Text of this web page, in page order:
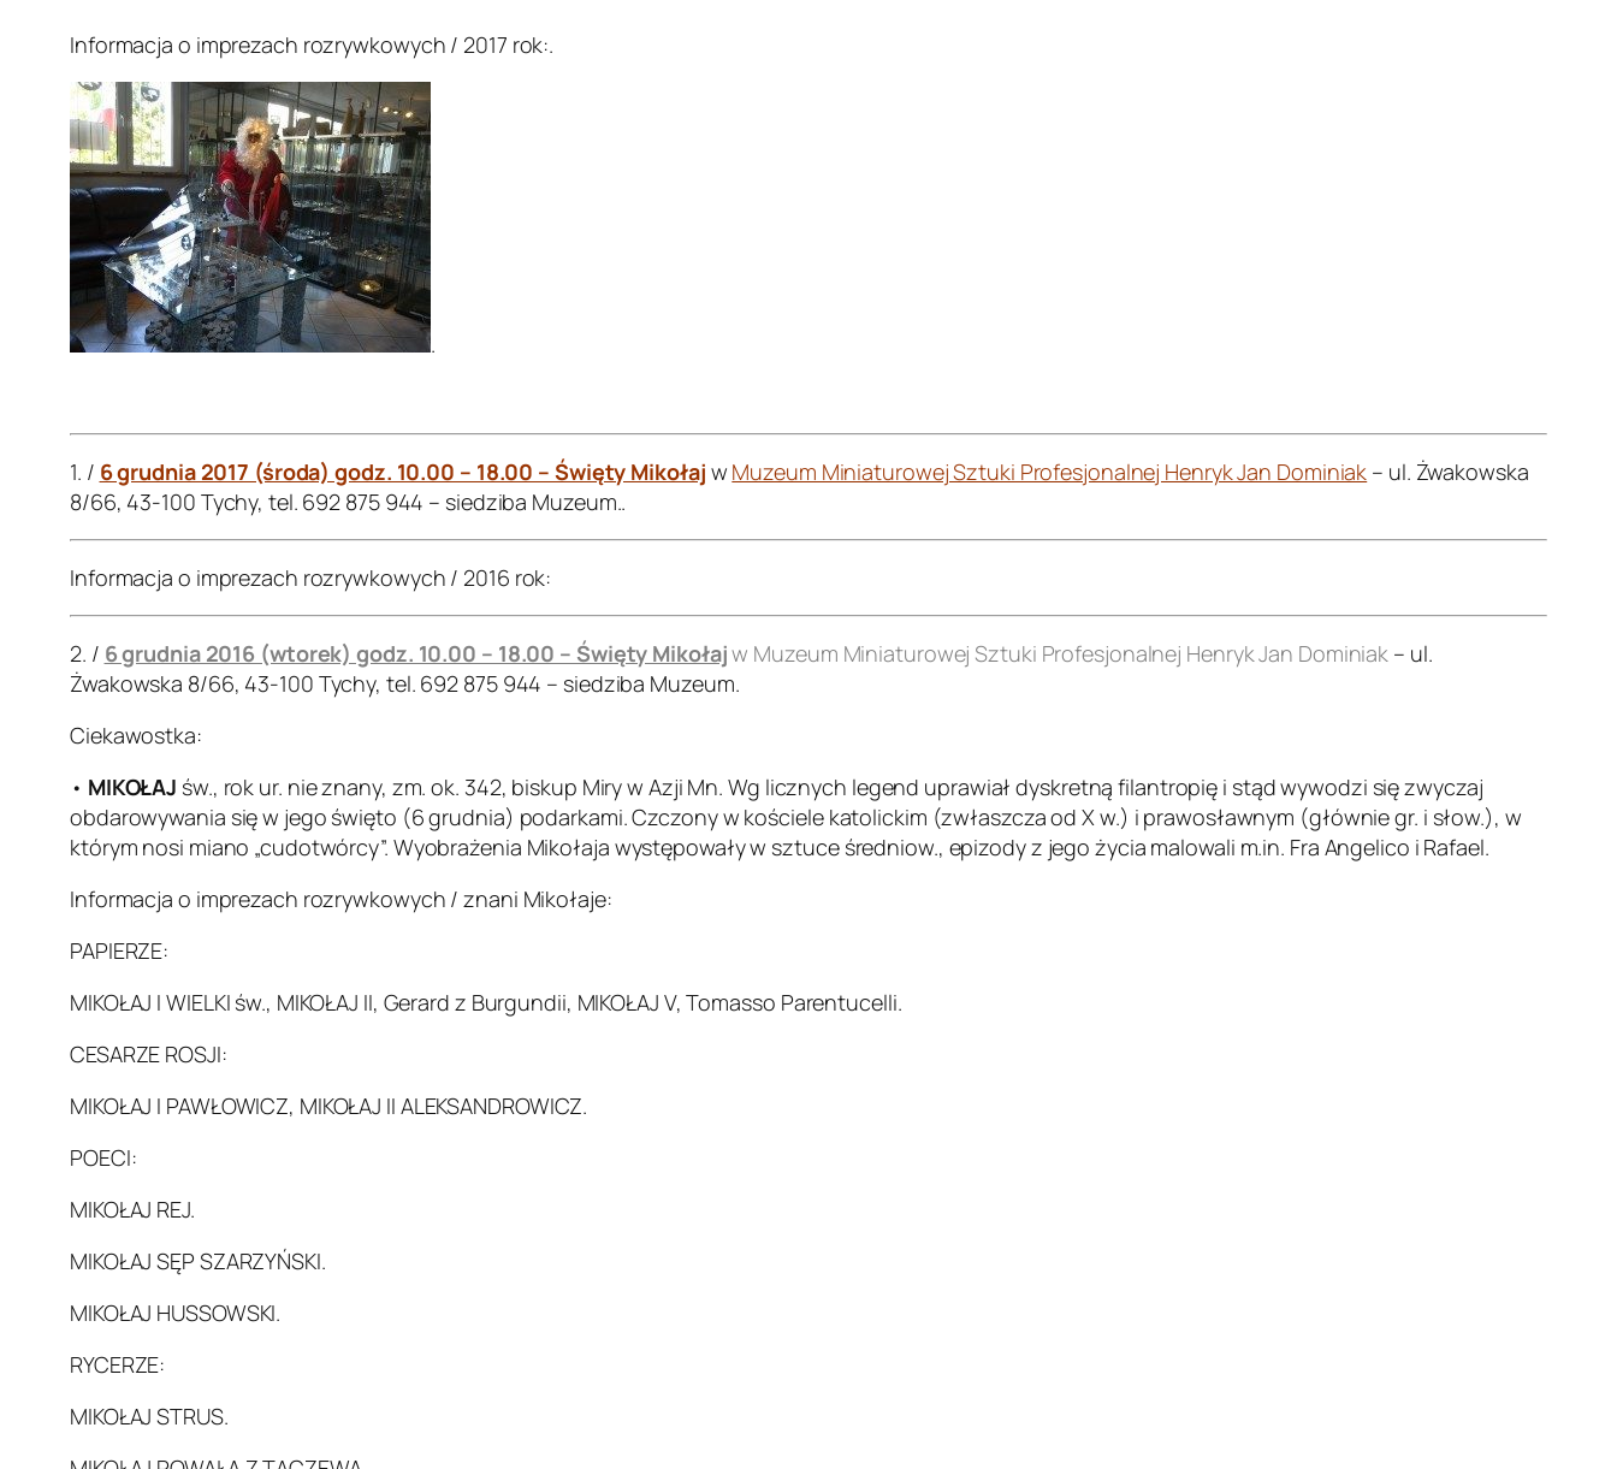
Informacja o imprezach rozrywkowych / 2017 rok:.
.
1. / 6 grudnia 2017 (środa) godz. 10.00 – 18.00 – Święty Mikołaj w Muzeum Miniaturowej Sztuki Profesjonalnej Henryk Jan Dominiak – ul. Żwakowska
8/66, 43-100 Tychy, tel. 692 875 944 – siedziba Muzeum..
Informacja o imprezach rozrywkowych / 2016 rok:
2. / 6 grudnia 2016 (wtorek) godz. 10.00 – 18.00 – Święty Mikołajw Muzeum Miniaturowej Sztuki Profesjonalnej Henryk Jan Dominiak – ul.
Żwakowska 8/66, 43-100 Tychy, tel. 692 875 944 – siedziba Muzeum.
Ciekawostka:
• MIKOŁAJ św., rok ur. nie znany, zm. ok. 342, biskup Miry w Azji Mn. Wg licznych legend uprawiał dyskretną filantropię i stąd wywodzi się zwyczaj
obdarowywania się w jego święto (6 grudnia) podarkami. Czczony w kościele katolickim (zwłaszcza od X w.) i prawosławnym (głównie gr. i słow.), w
którym nosi miano „cudotwórcy”. Wyobrażenia Mikołaja występowały w sztuce średniow., epizody z jego życia malowali m.in. Fra Angelico i Rafael.
Informacja o imprezach rozrywkowych / znani Mikołaje:
PAPIERZE:
MIKOŁAJ I WIELKI św., MIKOŁAJ II, Gerard z Burgundii, MIKOŁAJ V, Tomasso Parentucelli.
CESARZE ROSJI:
MIKOŁAJ I PAWŁOWICZ, MIKOŁAJ II ALEKSANDROWICZ.
POECI:
MIKOŁAJ REJ.
MIKOŁAJ SĘP SZARZYŃSKI.
MIKOŁAJ HUSSOWSKI.
RYCERZE:
MIKOŁAJ STRUS.